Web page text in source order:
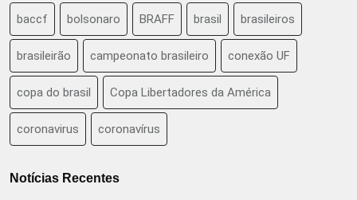
baccf bolsonaro BRAFF brasil brasileiros
brasileirão campeonato brasileiro conexão UF
copa do brasil Copa Libertadores da América
coronavirus coronavírus
Notícias Recentes